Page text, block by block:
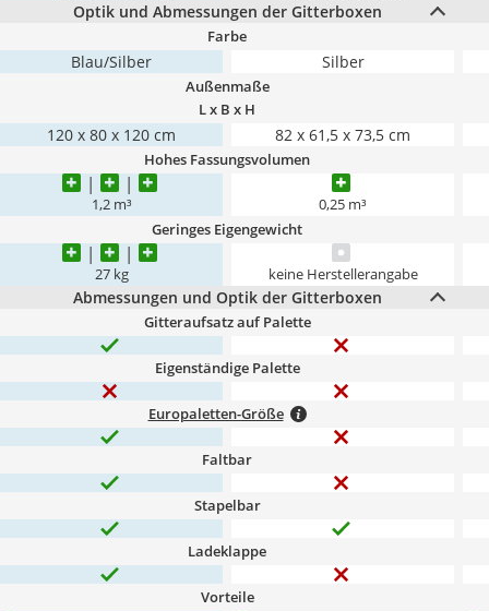
Optik und Abmessungen der Gitterboxen
Farbe
Blau/Silber Silber
Außenmaße
L x B x H
120 x 80 x 120 cm 82 x 61,5 x 73,5 cm
Hohes Fassungsvolumen
1,2 m³ 0,25 m³
Geringes Eigengewicht
27 kg keine Herstellerangabe
Abmessungen und Optik der Gitterboxen
Gitteraufsatz auf Palette
Eigenständige Palette
Europaletten-Größe
Faltbar
Stapelbar
Ladeklappe
Vorteile